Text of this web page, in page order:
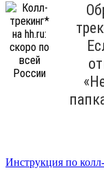
Инструкция по